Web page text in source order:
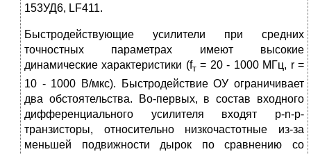
153УД6, LF411.
Быстродействующие усилители при средних
точностных параметрах имеют высокие
динамические характеристики (fт= 20 - 1000 МГц, r =
10 - 1000 В/мкс). Быстродействие ОУ ограничивает
два обстоятельства. Во-первых, в cостав входного
дифференциального усилителя входят p-n-p-
транзисторы, относительно низкочастотные из-за
меньшей подвижности дырок по сравнению со